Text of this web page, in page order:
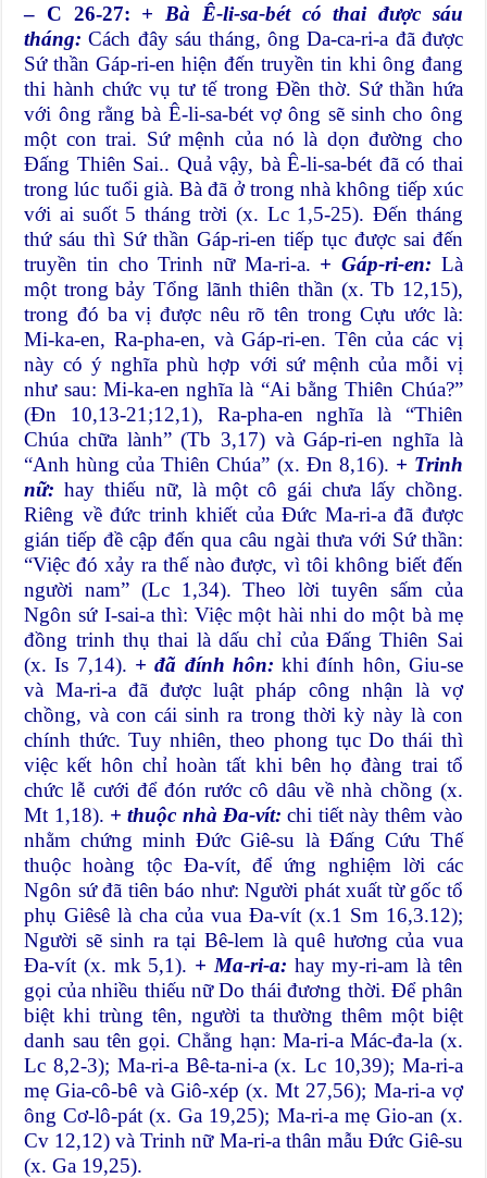
– C 26-27: + Bà Ê-li-sa-bét có thai được sáu
tháng: Cách đây sáu tháng, ông Da-ca-ri-a đã được
Sứ thần Gáp-ri-en hiện đến truyền tin khi ông đang
thi hành chức vụ tư tế trong Đền thờ. Sứ thần hứa
với ông rằng bà Ê-li-sa-bét vợ ông sẽ sinh cho ông
một con trai. Sứ mệnh của nó là dọn đường cho
Đấng Thiên Sai.. Quả vậy, bà Ê-li-sa-bét đã có thai
trong lúc tuổi già. Bà đã ở trong nhà không tiếp xúc
với ai suốt 5 tháng trời (x. Lc 1,5-25). Đến tháng
thứ sáu thì Sứ thần Gáp-ri-en tiếp tục được sai đến
truyền tin cho Trinh nữ Ma-ri-a. + Gáp-ri-en: Là
một trong bảy Tổng lãnh thiên thần (x. Tb 12,15),
trong đó ba vị được nêu rõ tên trong Cựu ước là:
Mi-ka-en, Ra-pha-en, và Gáp-ri-en. Tên của các vị
này có ý nghĩa phù hợp với sứ mệnh của mỗi vị
như sau: Mi-ka-en nghĩa là “Ai bằng Thiên Chúa?”
(Đn 10,13-21;12,1), Ra-pha-en nghĩa là “Thiên
Chúa chữa lành” (Tb 3,17) và Gáp-ri-en nghĩa là
“Anh hùng của Thiên Chúa” (x. Đn 8,16). + Trinh
nữ: hay thiếu nữ, là một cô gái chưa lấy chồng.
Riêng về đức trinh khiết của Đức Ma-ri-a đã được
gián tiếp đề cập đến qua câu ngài thưa với Sứ thần:
“Việc đó xảy ra thế nào được, vì tôi không biết đến
người nam” (Lc 1,34). Theo lời tuyên sấm của
Ngôn sứ I-sai-a thì: Việc một hài nhi do một bà mẹ
đồng trinh thụ thai là dấu chỉ của Đấng Thiên Sai
(x. Is 7,14). + đã đính hôn: khi đính hôn, Giu-se
và Ma-ri-a đã được luật pháp công nhận là vợ
chồng, và con cái sinh ra trong thời kỳ này là con
chính thức. Tuy nhiên, theo phong tục Do thái thì
việc kết hôn chỉ hoàn tất khi bên họ đàng trai tổ
chức lễ cưới để đón rước cô dâu về nhà chồng (x.
Mt 1,18). + thuộc nhà Đa-vít: chi tiết này thêm vào
nhằm chứng minh Đức Giê-su là Đấng Cứu Thế
thuộc hoàng tộc Đa-vít, để ứng nghiệm lời các
Ngôn sứ đã tiên báo như: Người phát xuất từ gốc tổ
phụ Giêsê là cha của vua Đa-vít (x.1 Sm 16,3.12);
Người sẽ sinh ra tại Bê-lem là quê hương của vua
Đa-vít (x. mk 5,1). + Ma-ri-a: hay my-ri-am là tên
gọi của nhiều thiếu nữ Do thái đương thời. Để phân
biệt khi trùng tên, người ta thường thêm một biệt
danh sau tên gọi. Chẳng hạn: Ma-ri-a Mác-đa-la (x.
Lc 8,2-3); Ma-ri-a Bê-ta-ni-a (x. Lc 10,39); Ma-ri-a
mẹ Gia-cô-bê và Giô-xép (x. Mt 27,56); Ma-ri-a vợ
ông Cơ-lô-pát (x. Ga 19,25); Ma-ri-a mẹ Gio-an (x.
Cv 12,12) và Trinh nữ Ma-ri-a thân mẫu Đức Giê-su
(x. Ga 19,25).